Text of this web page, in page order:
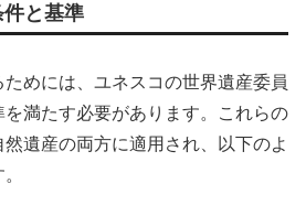
と基準
めには、ユネスコの世界遺産委員
満たす必要があります。これらの
遺産の両方に適用され、以下のよ